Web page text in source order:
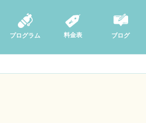
プログラム 料金表 ブログ